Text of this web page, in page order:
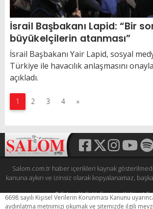
İsrail Başbakanı Lapid: “Bir
büyükelçilerin atanması”
İsrail Başbakanı Yair Lapid, sosyal
Türkiye ile havacılık anlaşmasını
açıkladı.
1 2 3 4 »
Salom.com.tr haber içerikleri kaynak
kanuna aykırı ve izinsiz olarak kopyalanamaz,
© Şalom Haftalık Siyasi ve Kültürel
Tüm hakları saklıdır.
6698 sayılı Kişisel Verilerin Korunması Kanunu
aydınlatma metnimizi okumak ve sitemizde ilgili